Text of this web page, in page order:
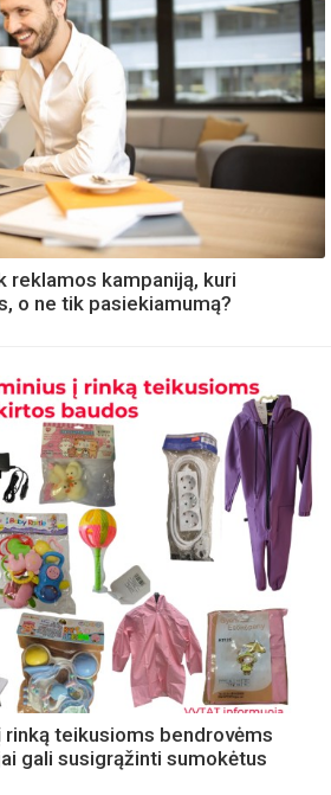
reklamos kampaniją, kuri
o ne tik pasiekiamumą?
rinką teikusioms bendrovėms
gali susigrąžinti sumokėtus